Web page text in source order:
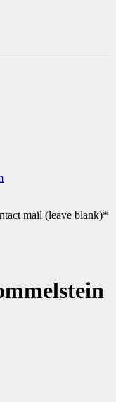
mail (leave blank)*